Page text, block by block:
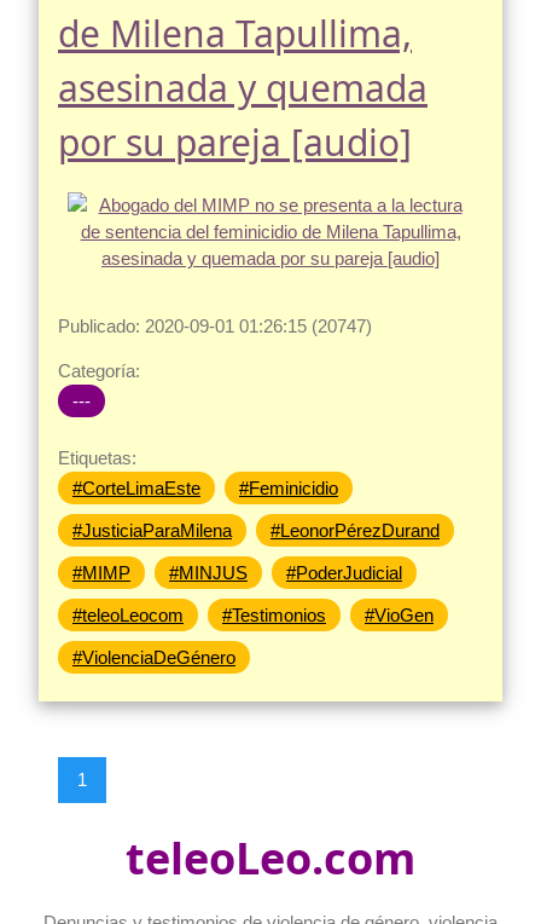
de Milena Tapullima,
asesinada y quemada
por su pareja [audio]
Publicado: 2020-09-01 01:26:15 (20747)
Categoría:
---
Etiquetas:
#CorteLimaEste
#Feminicidio
#JusticiaParaMilena #LeonorPérezDurand
#MIMP #MINJUS #PoderJudicial
#teleoLeocom #Testimonios #VioGen
#ViolenciaDeGénero
1
teleoLeo.com